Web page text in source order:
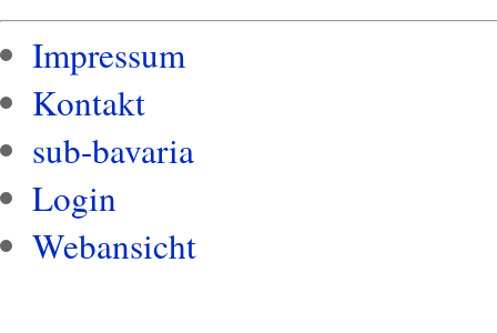
Impressum
Kontakt
sub-bavaria
Login
Webansicht